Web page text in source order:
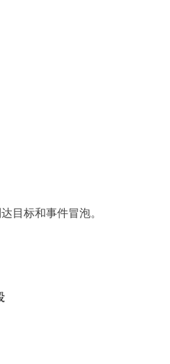
目标和事件冒泡。